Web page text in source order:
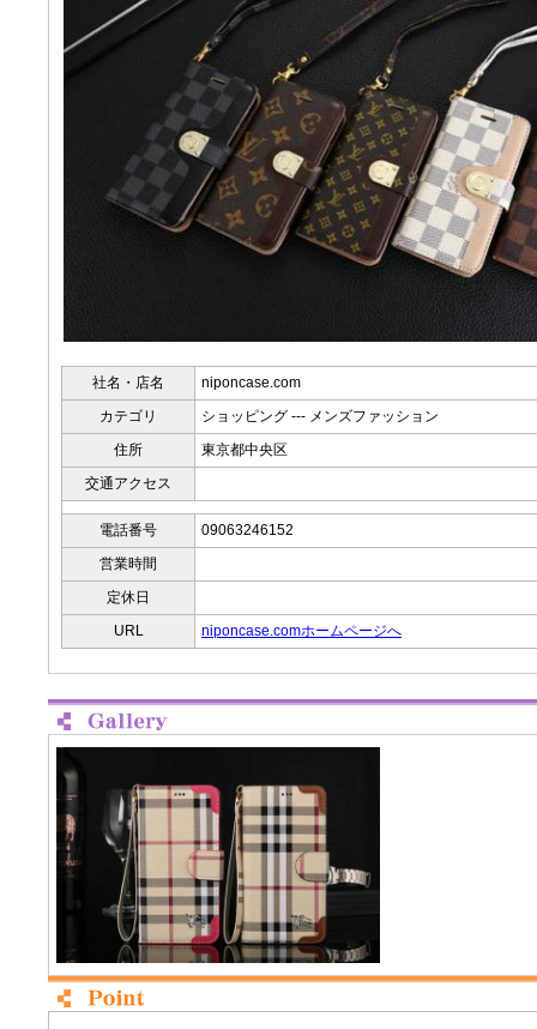
社名・店名
niponcase.com
カテゴリ
ショッピング --- メンズファッション
住所
東京都中央区
交通アクセス
電話番号
09063246152
営業時間
定休日
URL
niponcase.comホームページへ